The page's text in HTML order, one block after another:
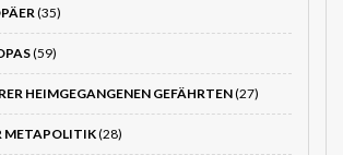
(35)
(59)
HEIMGEGANGENEN GEFÄHRTEN(27)
METAPOLITIK(28)